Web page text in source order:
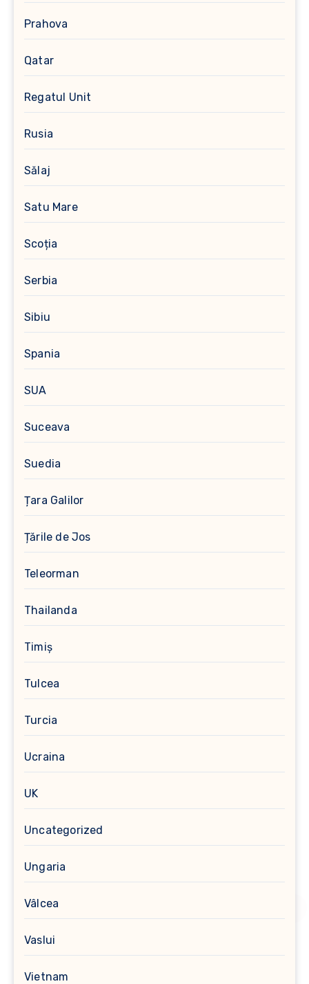
Prahova
Qatar
Regatul Unit
Rusia
Sălaj
Satu Mare
Scoția
Serbia
Sibiu
Spania
SUA
Suceava
Suedia
Țara Galilor
Țările de Jos
Teleorman
Thailanda
Timiș
Tulcea
Turcia
Ucraina
UK
Uncategorized
Ungaria
Vâlcea
Vaslui
Vietnam